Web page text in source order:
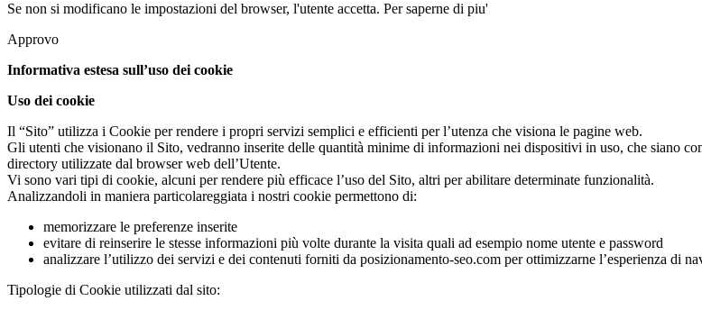
Se non si modificano le impostazioni del browser, l'utente accetta. Per saperne di piu'
Approvo
Informativa estesa sull’uso dei cookie
Uso dei cookie
Il “Sito” utilizza i Cookie per rendere i propri servizi semplici e efficienti per l’utenza che visiona le pagine web.
Gli utenti che visionano il Sito, vedranno inserite delle quantità minime di informazioni nei dispositivi in uso, che siano
directory utilizzate dal browser web dell’Utente.
Vi sono vari tipi di cookie, alcuni per rendere più efficace l’uso del Sito, altri per abilitare determinate funzionalità.
Analizzandoli in maniera particolareggiata i nostri cookie permettono di:
memorizzare le preferenze inserite
evitare di reinserire le stesse informazioni più volte durante la visita quali ad esempio nome utente e password
analizzare l’utilizzo dei servizi e dei contenuti forniti da posizionamento-seo.com per ottimizzarne l’esperienza di
Tipologie di Cookie utilizzati dal sito: